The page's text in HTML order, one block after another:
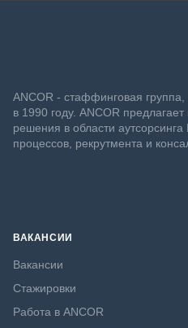
ANCOR - стаффинговая группа,
в 1990 году. ANCOR предлагает
решения в области
процессов, рекрутмента и
ВАКАНСИИ
Вакансии
Стажировки
Работа в ANCOR